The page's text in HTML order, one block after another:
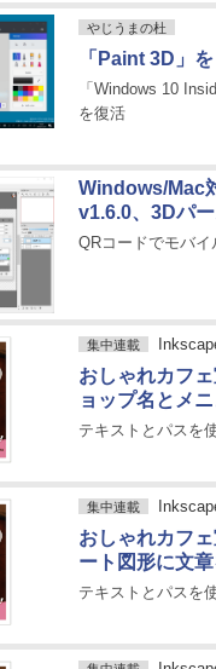
やじうまの杜
「Paint 3D」
「Windows 10
を復活
Windows/Mac
v1.6.0、3Dパ
QRコードでモバ
集中連載
おしゃれカフ
ョップ名とメ
テキストとパスを
集中連載
おしゃれカフ
ート図形に文
テキストとパスを